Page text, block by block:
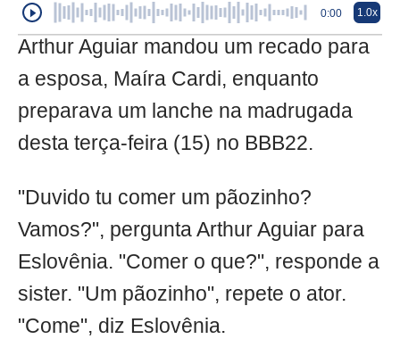
0:00 1.0x
Arthur Aguiar mandou um recado para
a esposa, Maíra Cardi, enquanto
preparava um lanche na madrugada
desta terça-feira (15) no BBB22.
"Duvido tu comer um pãozinho?
Vamos?", pergunta Arthur Aguiar para
Eslovênia. "Comer o que?", responde a
sister. "Um pãozinho", repete o ator.
"Come", diz Eslovênia.